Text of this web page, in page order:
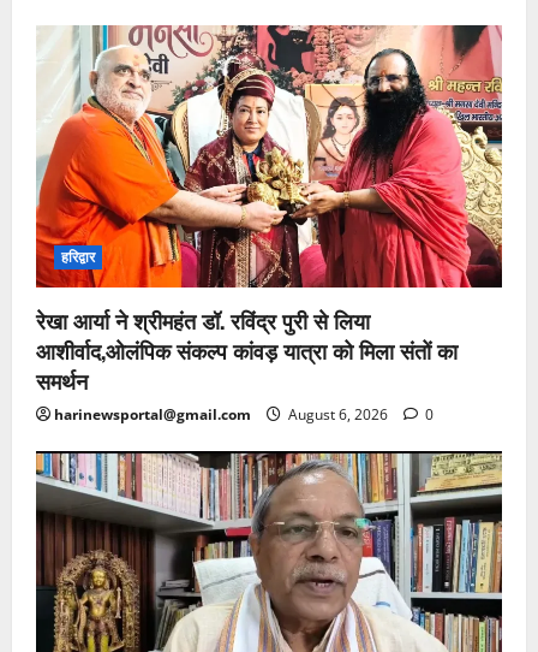
हरिद्वार
रेखा आर्या ने श्रीमहंत डॉ. रविंद्र पुरी से लिया
आशीर्वाद,ओलंपिक संकल्प कांवड़ यात्रा को मिला संतों का
समर्थन
harinewsportal@gmail.com August 6, 2026 0